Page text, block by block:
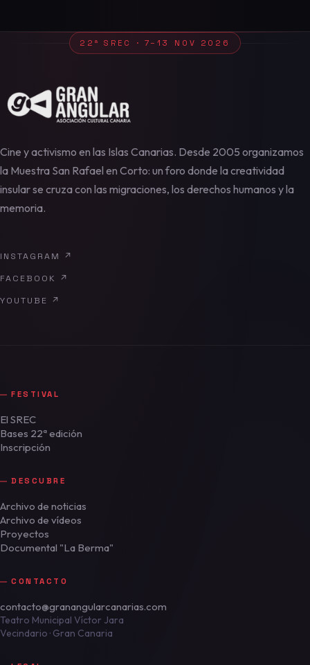
22ª SREC · 7–13 NOV 2026
Cine y activismo en las Islas Canarias. Desde 2005 organizamos
la Muestra San Rafael en Corto: un foro donde la creatividad
insular se cruza con las migraciones, los derechos humanos y la
memoria.
INSTAGRAM
↗
FACEBOOK
↗
YOUTUBE
↗
FESTIVAL
El SREC
Bases 22ª edición
Inscripción
DESCUBRE
Archivo de noticias
Archivo de vídeos
Proyectos
Documental "La Berma"
CONTACTO
contacto@granangularcanarias.com
Teatro Municipal Víctor Jara
Vecindario · Gran Canaria